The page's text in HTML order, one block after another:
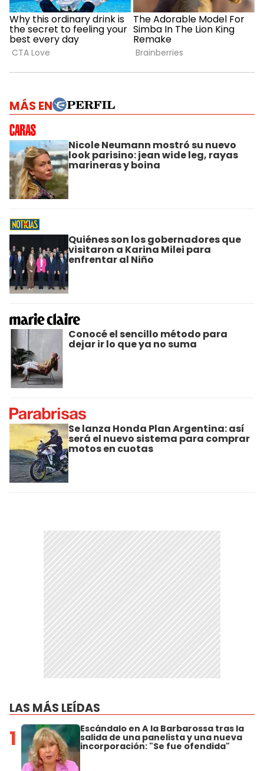
MÁS EN
Nicole Neumann mostró su nuevo
look parisino: jean wide leg, rayas
marineras y boina
Quiénes son los gobernadores que
visitaron a Karina Milei para
enfrentar al Niño
Conocé el sencillo método para
dejar ir lo que ya no suma
Se lanza Honda Plan Argentina: así
será el nuevo sistema para comprar
motos en cuotas
LAS MÁS LEÍDAS
1 Escándalo en A la Barbarossa tras la
salida de una panelista y una nueva
incorporación: "Se fue ofendida"